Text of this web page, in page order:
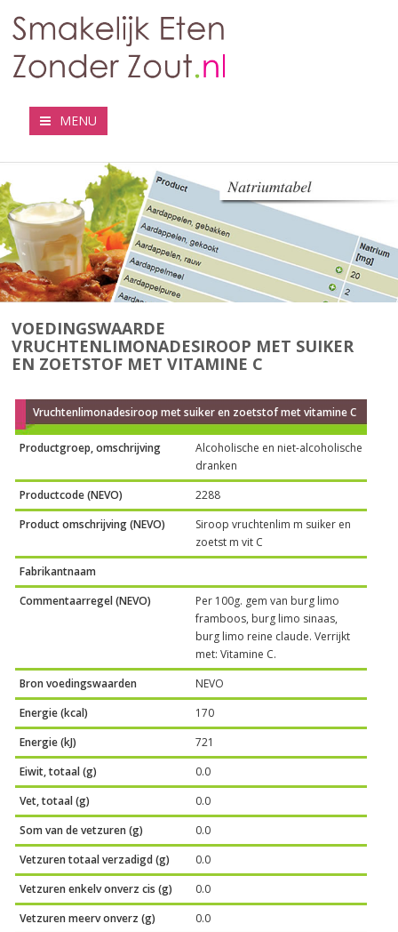
MENU
VOEDINGSWAARDE
VRUCHTENLIMONADESIROOP MET SUIKER
EN ZOETSTOF MET VITAMINE C
Vruchtenlimonadesiroop met suiker en zoetstof met vitamine C
Productgroep, omschrijving
Alcoholische en niet-alcoholische
dranken
Productcode (NEVO)
2288
Product omschrijving (NEVO)
Siroop vruchtenlim m suiker en
zoetst m vit C
Fabrikantnaam
Commentaarregel (NEVO)
Per 100g. gem van burg limo
framboos, burg limo sinaas,
burg limo reine claude. Verrijkt
met: Vitamine C.
Bron voedingswaarden
NEVO
Energie (kcal)
170
Energie (kJ)
721
Eiwit, totaal (g)
0.0
Vet, totaal (g)
0.0
Som van de vetzuren (g)
0.0
Vetzuren totaal verzadigd (g)
0.0
Vetzuren enkelv onverz cis (g)
0.0
Vetzuren meerv onverz (g)
0.0